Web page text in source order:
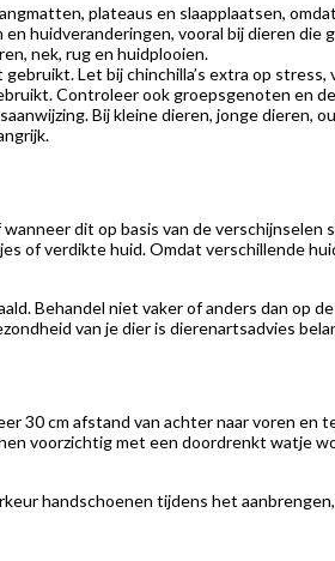
plateaus en slaapplaatsen,
huidveranderingen, vooral bij dieren die
nek, rug en huidplooien.
Let bij chinchilla’s extra op
Controleer ook groepsgenoten en
Bij kleine dieren, jonge dieren,
dit op basis van de verschijnselen
of verdikte huid. Omdat verschillende
Behandel niet vaker of anders dan op
van je dier is dierenartsadvies
30 cm afstand van achter naar voren en
voorzichtig met een doordrenkt watje
handschoenen tijdens het